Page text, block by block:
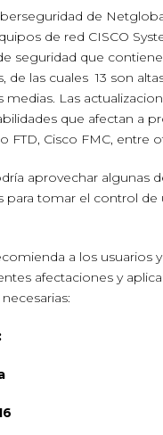
de
de red CISCO
seguridad que
de las cuales 13 son
medias. Las
que afectan a
FTD, Cisco FMC, entre
aprovechar algunas
para tomar el control de
a los usuarios
afectaciones y